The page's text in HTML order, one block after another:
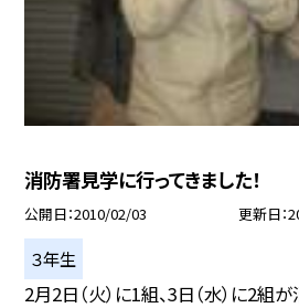
消防署見学に行ってきました！
公開日 2010/02/03 更新日
３年生
2月2日（火）に1組、3日（水）に2組